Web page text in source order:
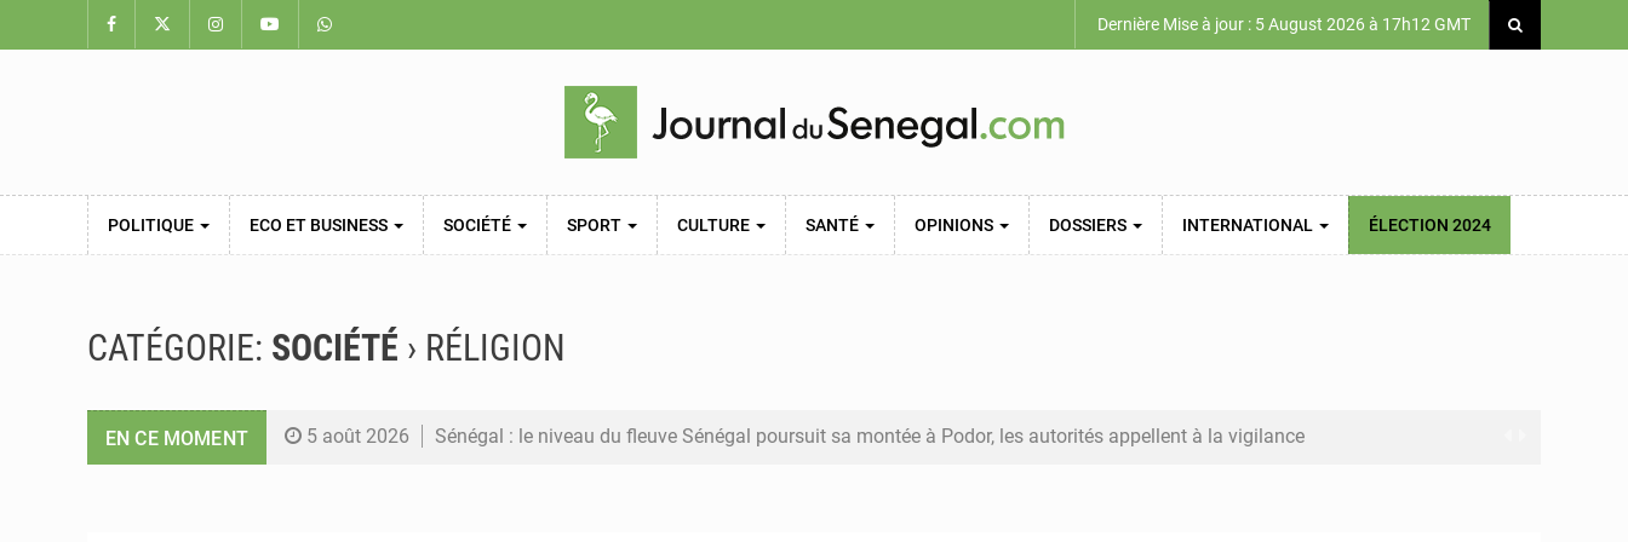
Dernière Mise à jour : 5 August 2026 à 17h12 GMT
POLITIQUE ECO ET BUSINESS SOCIÉTÉ SPORT CULTURE SANTÉ OPINIONS DOSSIERS INTERNATIONAL ÉLECTION 2024
CATÉGORIE: SOCIÉTÉ › RÉLIGION
EN CE MOMENT 5 août 2026 Sénégal : le niveau du fleuve Sénégal poursuit sa montée à Podor, les autorités appellent à la vigilance